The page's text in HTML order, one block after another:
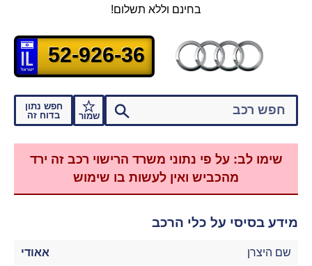
בחינם וללא תשלום!
שמור
חפש נתון
בדוח זה
52-926-36
שימו לב: על פי נתוני משרד הרישוי רכב זה ירד
מהכביש ואין לעשות בו שימוש
מידע בסיסי על כלי הרכב
שם היצרן אאודי